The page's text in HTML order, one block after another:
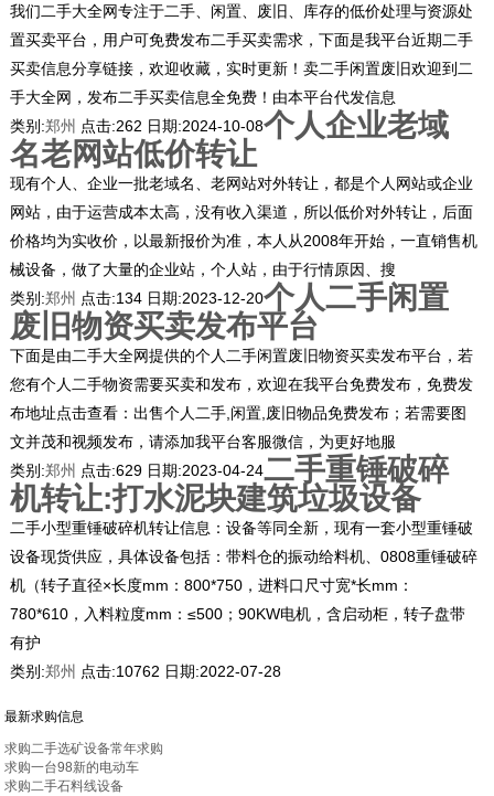
我们二手大全网专注于二手、闲置、废旧、库存的低价处理与资源处
置买卖平台，用户可免费发布二手买卖需求，下面是我平台近期二手
买卖信息分享链接，欢迎收藏，实时更新！卖二手闲置废旧欢迎到二
手大全网，发布二手买卖信息全免费！由本平台代发信息
类别:郑州 点击:262 日期:2024-10-08个人企业老域
名老网站低价转让
现有个人、企业一批老域名、老网站对外转让，都是个人网站或企业
网站，由于运营成本太高，没有收入渠道，所以低价对外转让，后面
价格均为实收价，以最新报价为准，本人从2008年开始，一直销售机
械设备，做了大量的企业站，个人站，由于行情原因、搜
类别:郑州 点击:134 日期:2023-12-20个人二手闲置
废旧物资买卖发布平台
下面是由二手大全网提供的个人二手闲置废旧物资买卖发布平台，若
您有个人二手物资需要买卖和发布，欢迎在我平台免费发布，免费发
布地址点击查看：出售个人二手,闲置,废旧物品免费发布；若需要图
文并茂和视频发布，请添加我平台客服微信，为更好地服
类别:郑州 点击:629 日期:2023-04-24二手重锤破碎
机转让:打水泥块建筑垃圾设备
二手小型重锤破碎机转让信息：设备等同全新，现有一套小型重锤破
设备现货供应，具体设备包括：带料仓的振动给料机、0808重锤破碎
机（转子直径×长度mm：800*750，进料口尺寸宽*长mm：
780*610，入料粒度mm：≤500；90KW电机，含启动柜，转子盘带
有护
类别:郑州 点击:10762 日期:2022-07-28
最新求购信息
求购二手选矿设备常年求购
求购一台98新的电动车
求购二手石料线设备